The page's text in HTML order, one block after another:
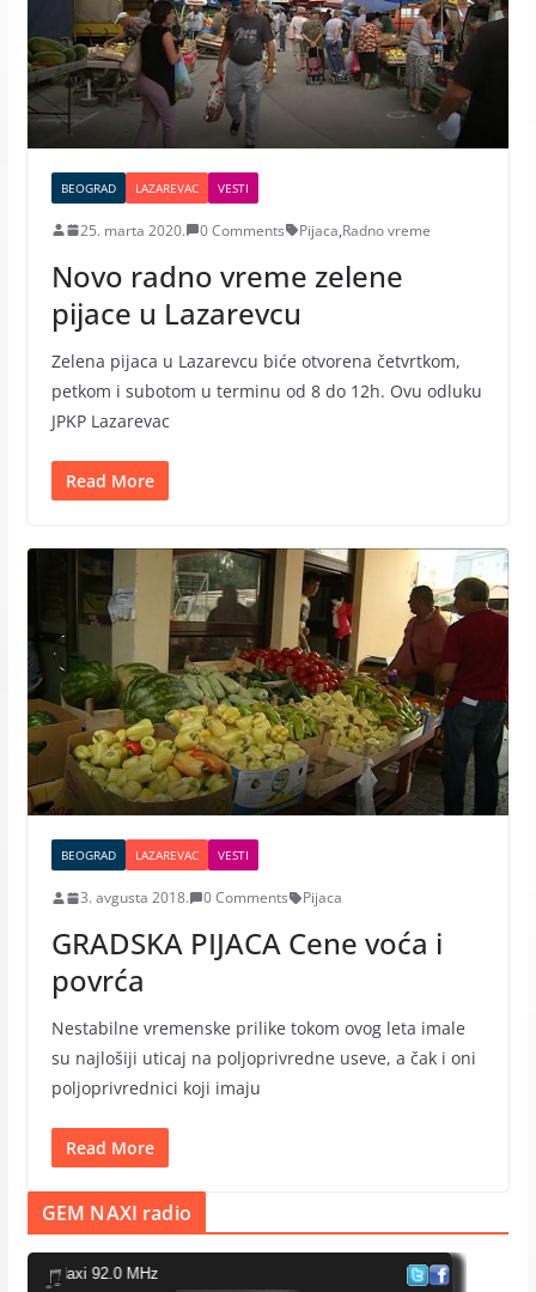
BEOGRAD LAZAREVAC VESTI
25. marta 2020. 0 Comments Pijaca,Radno vreme
Novo radno vreme zelene
pijace u Lazarevcu
Zelena pijaca u Lazarevcu biće otvorena četvrtkom,
petkom i subotom u terminu od 8 do 12h. Ovu odluku
JPKP Lazarevac
Read More
BEOGRAD LAZAREVAC VESTI
3. avgusta 2018. 0 Comments Pijaca
GRADSKA PIJACA Cene voća i
povrća
Nestabilne vremenske prilike tokom ovog leta imale
su najlošiji uticaj na poljoprivredne useve, a čak i oni
poljoprivrednici koji imaju
Read More
GEM NAXI radio